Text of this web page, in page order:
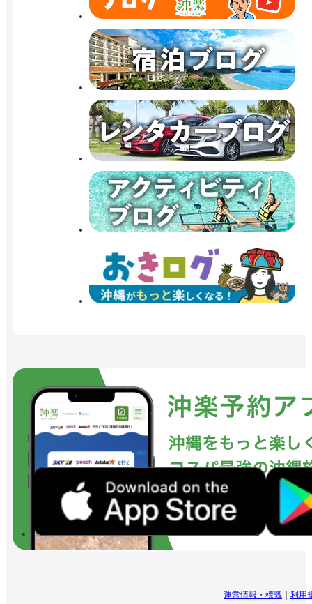
運営情報・標識 利用